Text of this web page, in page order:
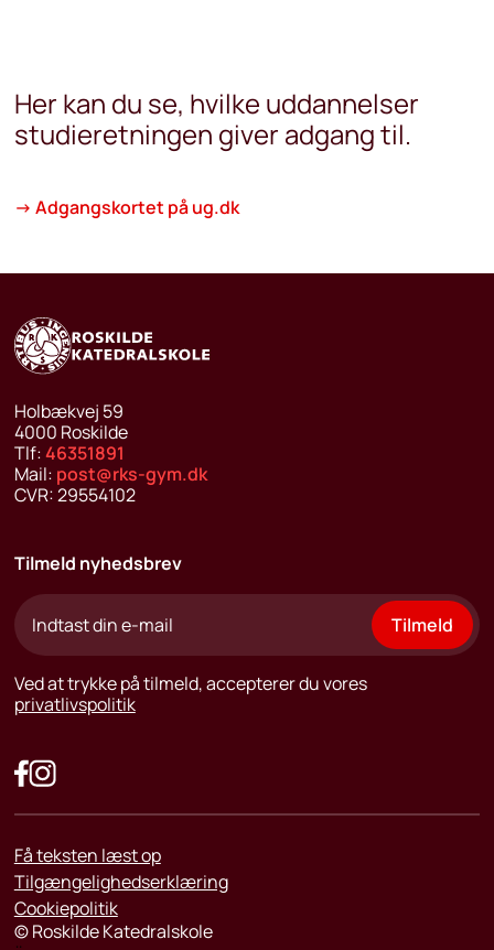
Her kan du se, hvilke uddannelser
studieretningen giver adgang til.
→ Adgangskortet på ug.dk
Holbækvej 59
4000 Roskilde
Tlf:46351891
Mail: post@rks-gym.dk
CVR:29554102
Tilmeld nyhedsbrev
Tilmeld
Ved at trykke på tilmeld, accepterer du vores
privatlivspolitik
Få teksten læst op
Tilgængelighedserklæring
Cookiepolitik
©Roskilde Katedralskole